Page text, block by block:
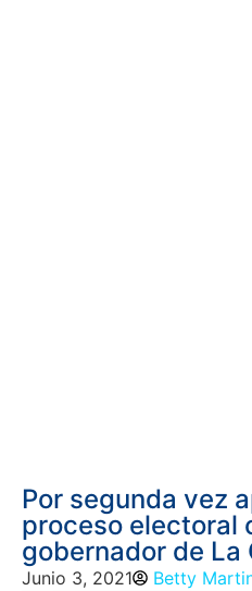
Por segunda vez
proceso electoral
gobernador de La
Junio 3, 2021
Betty